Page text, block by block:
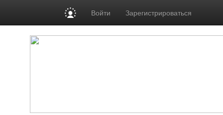
Войти Зарегистрироваться